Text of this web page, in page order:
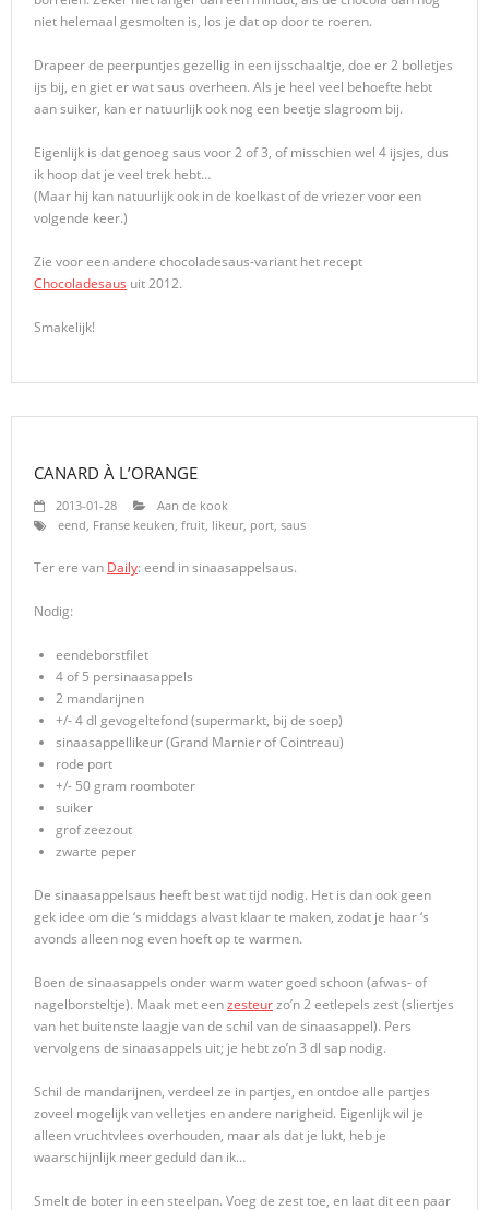
niet helemaal gesmolten is, los je dat op door te roeren.
Drapeer de peerpuntjes gezellig in een ijsschaaltje, doe er 2 bolletjes
ijs bij, en giet er wat saus overheen. Als je heel veel behoefte hebt
aan suiker, kan er natuurlijk ook nog een beetje slagroom bij.
Eigenlijk is dat genoeg saus voor 2 of 3, of misschien wel 4 ijsjes, dus
ik hoop dat je veel trek hebt…
(Maar hij kan natuurlijk ook in de koelkast of de vriezer voor een
volgende keer.)
Zie voor een andere chocoladesaus-variant het recept
Chocoladesaus uit 2012.
Smakelijk!
CANARD À L’ORANGE
2013-01-28
Aan de kook
eend, Franse keuken, fruit, likeur, port, saus
Ter ere van Daily: eend in sinaasappelsaus.
Nodig:
eendeborstfilet
4 of 5 persinaasappels
2 mandarijnen
+/- 4 dl gevogeltefond (supermarkt, bij de soep)
sinaasappellikeur (Grand Marnier of Cointreau)
rode port
+/- 50 gram roomboter
suiker
grof zeezout
zwarte peper
De sinaasappelsaus heeft best wat tijd nodig. Het is dan ook geen
gek idee om die ‘s middags alvast klaar te maken, zodat je haar ‘s
avonds alleen nog even hoeft op te warmen.
Boen de sinaasappels onder warm water goed schoon (afwas- of
nagelborsteltje). Maak met eenzesteurzo’n 2 eetlepels zest (sliertjes
van het buitenste laagje van de schil van de sinaasappel). Pers
vervolgens de sinaasappels uit; je hebt zo’n 3 dl sap nodig.
Schil de mandarijnen, verdeel ze in partjes, en ontdoe alle partjes
zoveel mogelijk van velletjes en andere narigheid. Eigenlijk wil je
alleen vruchtvlees overhouden, maar als dat je lukt, heb je
waarschijnlijk meer geduld dan ik…
Smelt de boter in een steelpan. Voeg de zest toe, en laat dit een paar